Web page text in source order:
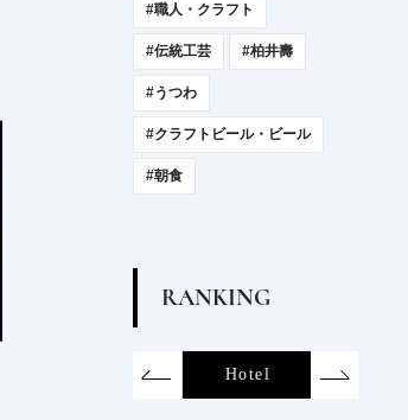
#職人・クラフト
#伝統工芸 #柏井壽
#うつわ
#クラフトビール・ビール
#朝食
RANKING
Hotel